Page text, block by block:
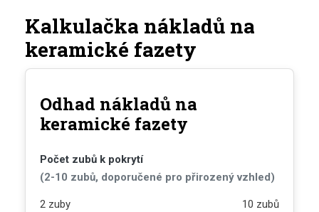
Kalkulačka nákladů na
keramické fazety
Odhad nákladů na
keramické fazety
Počet zubů k pokrytí
(2-10 zubů, doporučené pro přirozený vzhled)
2 zuby 10 zubů